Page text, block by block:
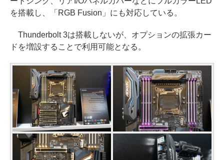
を搭載し、「RGB Fusion」にも対応している。
Thunderbolt 3は搭載しないが、オプションの拡張カー
ドを増設することで利用可能となる。